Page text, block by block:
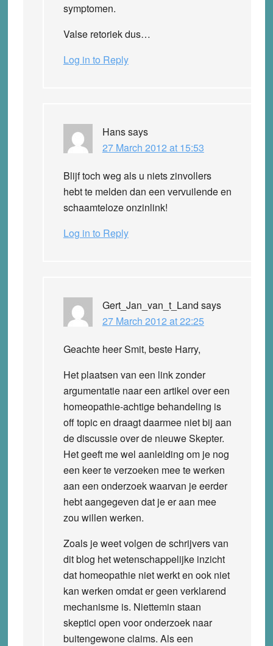
symptomen.
Valse retoriek dus…
Log in to Reply
Hanssays
27 March 2012 at 15:53
Blijf toch weg als u niets zinvollers
hebt te melden dan een vervuilende en
schaamteloze onzinlink!
Log in to Reply
Gert_Jan_van_t_Land says
27 March 2012 at 22:25
Geachte heer Smit, beste Harry,
Het plaatsen van een link zonder
argumentatie naar een artikel over een
homeopathie-achtige behandeling is
off topic en draagt daarmee niet bij aan
de discussie over de nieuwe Skepter.
Het geeft me wel aanleiding om je nog
een keer te verzoeken mee te werken
aan een onderzoek waarvan je eerder
hebt aangegeven dat je er aan mee
zou willen werken.
Zoals je weet volgen de schrijvers van
dit blog het wetenschappelijke inzicht
dat homeopathie niet werkt en ook niet
kan werken omdat er geen verklarend
mechanisme is. Niettemin staan
skeptici open voor onderzoek naar
buitengewone claims. Als een